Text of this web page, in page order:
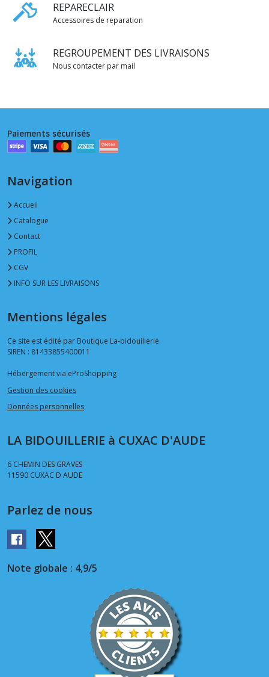
REPARECLAIR
Accessoires de reparation
REGROUPEMENT DES LIVRAISONS
Nous contacter par mail
Paiements sécurisés
Navigation
Accueil
Catalogue
Contact
PROFIL
CGV
INFO SUR LES LIVRAISONS
Mentions légales
Ce site est édité par Boutique La-bidouillerie.
SIREN : 81433855400011
Hébergement via eProShopping
Gestion des cookies
Données personnelles
LA BIDOUILLERIE à CUXAC D'AUDE
6 CHEMIN DES GRAVES
11590 CUXAC D AUDE
Parlez de nous
Note globale : 4,9/5